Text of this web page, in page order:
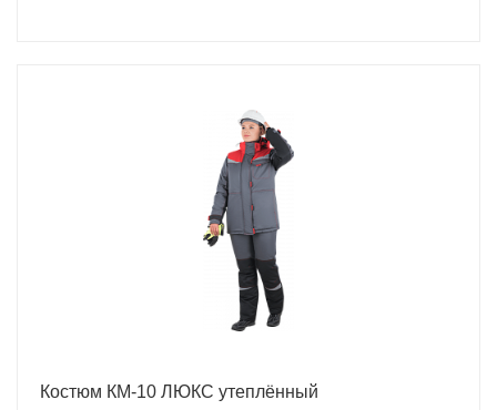
Костюм КМ-10 ЛЮКС утеплённый